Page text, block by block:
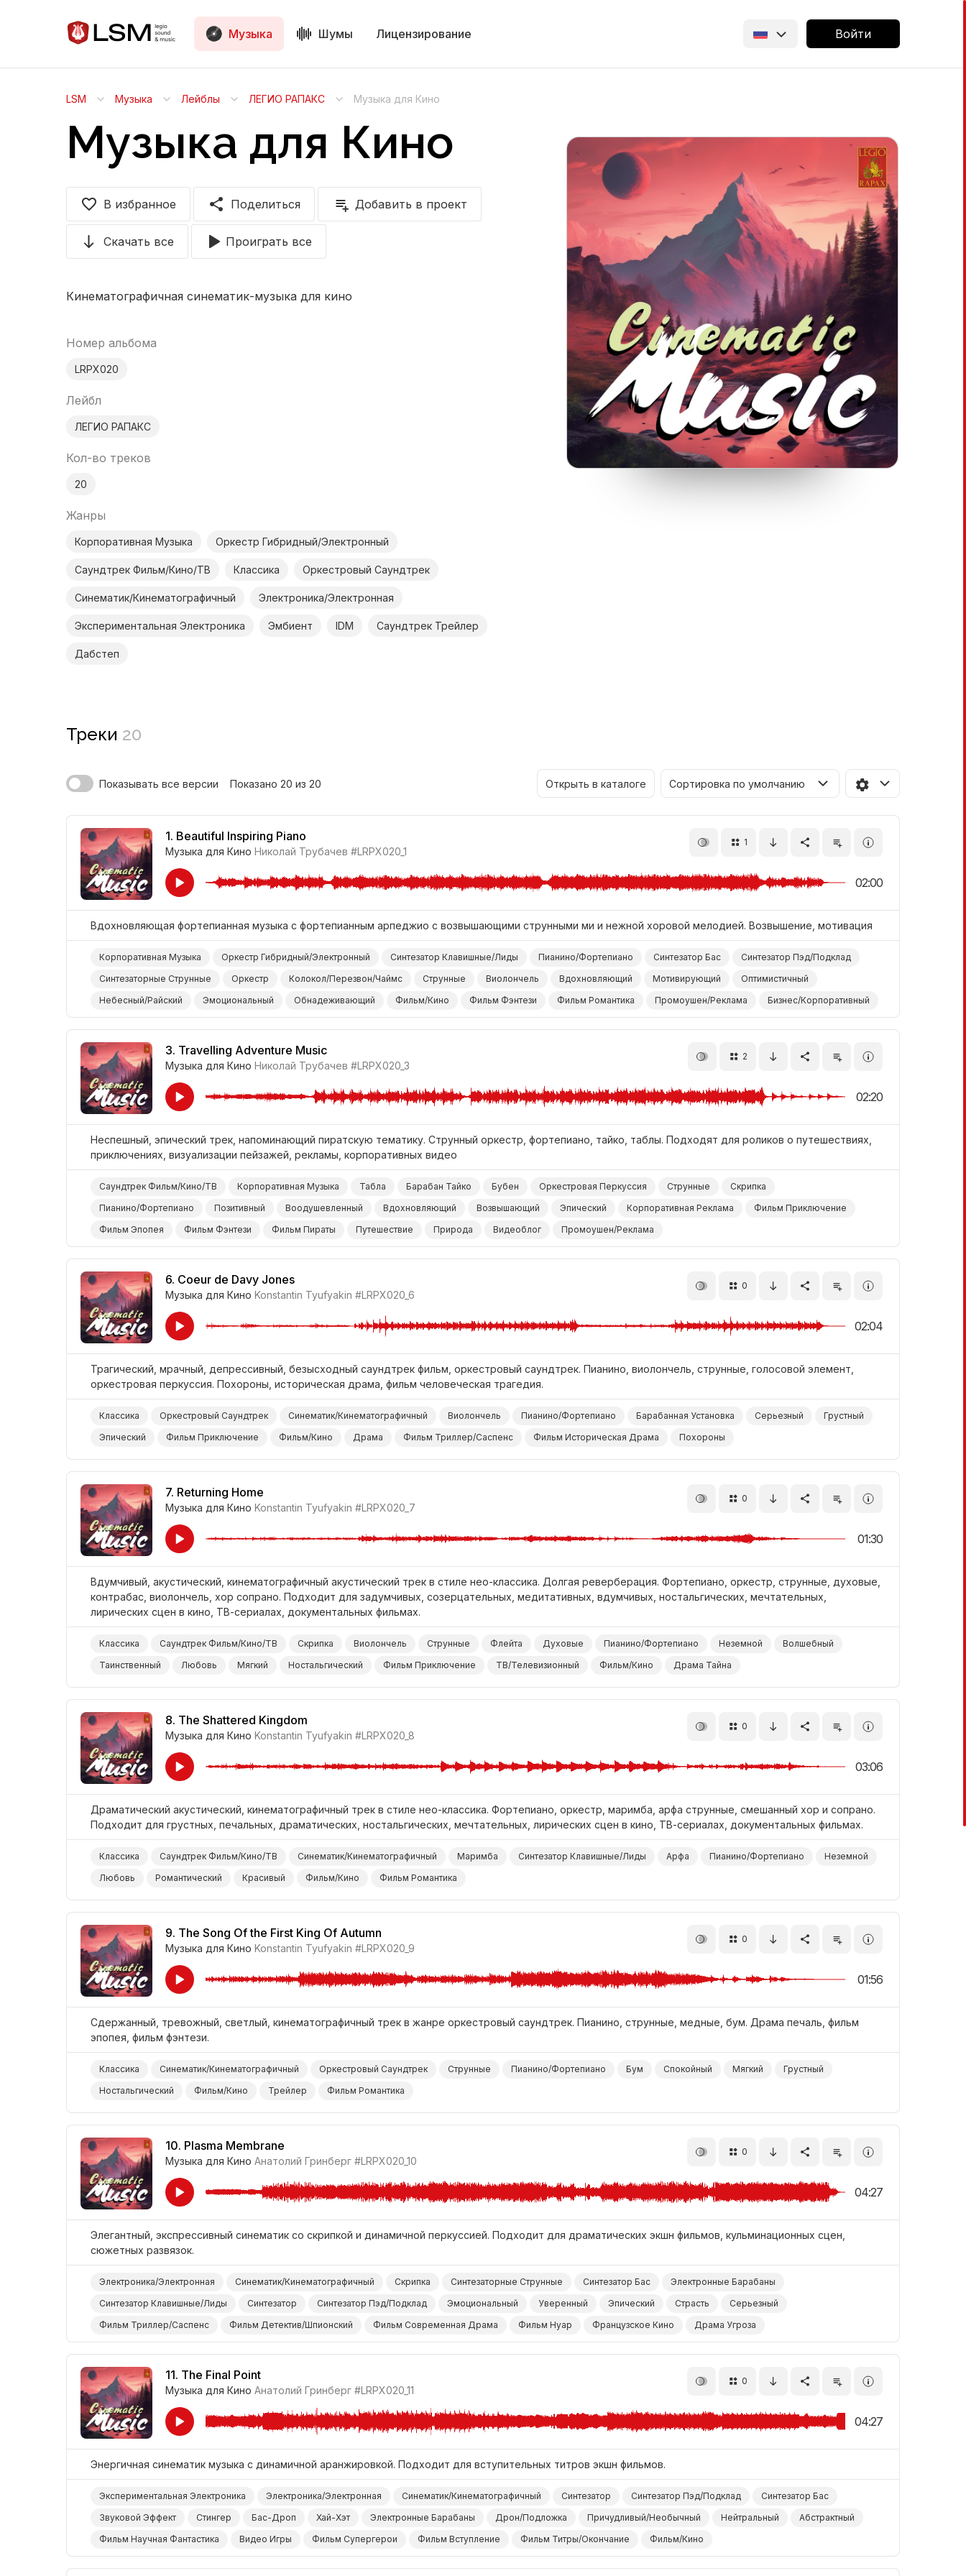
Музыка Шумы Лицензирование Войти
LSM Музыка Лейблы ЛЕГИО РАПАКС Музыка для Кино
Музыка для Кино
В избранное Поделиться Добавить в проект
Скачать все Проиграть все
Кинематографичная синематик-музыка для кино
Номер альбома
LRPX020
Лейбл
ЛЕГИО РАПАКС
Кол-во треков
20
Жанры
Корпоративная Музыка Оркестр Гибридный/Электронный
Саундтрек Фильм/Кино/ТВ Классика Оркестровый Саундтрек
Синематик/Кинематографичный Электроника/Электронная
Экспериментальная Электроника Эмбиент IDM Саундтрек Трейлер
Дабстеп
Треки 20
Показывать все версии Показано 20 из 20 Открыть в каталоге Сортировка по умолчанию
1. Beautiful Inspiring Piano
Музыка для Кино Николай Трубачев #LRPX020_1
1
02:00
Вдохновляющая фортепианная музыка с фортепианным арпеджио с возвышающими струнными ми и нежной хоровой мелодией. Возвышение, мотивация
Корпоративная Музыка Оркестр Гибридный/Электронный Синтезатор Клавишные/Лиды Пианино/Фортепиано Синтезатор Бас
Синтезатор Пэд/Подклад
Синтезаторные Струнные
Оркестр Колокол/Перезвон/Чаймс Струнные Виолончель Вдохновляющий Мотивирующий
Оптимистичный
Небесный/Райский
Эмоциональный Обнадеживающий Фильм/Кино Фильм Фэнтези Фильм Романтика Промоушен/Реклама Бизнес/Корпоративный
3. Travelling Adventure Music
Музыка для Кино Николай Трубачев #LRPX020_3
2
02:20
Неспешный, эпический трек, напоминающий пиратскую тематику. Струнный оркестр, фортепиано, тайко, таблы. Подходят для роликов о путешествиях,
приключениях, визуализации пейзажей, рекламы, корпоративных видео
Саундтрек Фильм/Кино/ТВ Корпоративная Музыка Табла Барабан Тайко Бубен Оркестровая Перкуссия Струнные
Скрипка
Пианино/Фортепиано
Позитивный Воодушевленный Вдохновляющий Возвышающий Эпический Корпоративная Реклама
Фильм Приключение
Фильм Эпопея
Фильм Фэнтези Фильм Пираты Путешествие Природа Видеоблог Промоушен/Реклама
6. Coeur de Davy Jones
Музыка для Кино Konstantin Tyufyakin #LRPX020_6
0
02:04
Трагический, мрачный, депрессивный, безысходный саундтрек фильм, оркестровый саундтрек. Пианино, виолончель, струнные, голосовой элемент,
оркестровая перкуссия. Похороны, историческая драма, фильм человеческая трагедия.
Классика Оркестровый Саундтрек Синематик/Кинематографичный Виолончель Пианино/Фортепиано Барабанная Установка Серьезный
Грустный
Эпический
Фильм Приключение Фильм/Кино Драма Фильм Триллер/Саспенс Фильм Историческая Драма Похороны
7. Returning Home
Музыка для Кино Konstantin Tyufyakin #LRPX020_7
0
01:30
Вдумчивый, акустический, кинематографичный акустический трек в стиле нео-классика. Долгая реверберация. Фортепиано, оркестр, струнные, духовые,
контрабас, виолончель, хор сопрано. Подходит для задумчивых, созерцательных, медитативных, вдумчивых, ностальгических, мечтательных,
лирических сцен в кино, ТВ-сериалах, документальных фильмах.
Классика Саундтрек Фильм/Кино/ТВ Скрипка Виолончель Струнные Флейта Духовые Пианино/Фортепиано Неземной
Волшебный
Таинственный
Любовь Мягкий Ностальгический Фильм Приключение ТВ/Телевизионный Фильм/Кино Драма Тайна
8. The Shattered Kingdom
Музыка для Кино Konstantin Tyufyakin #LRPX020_8
0
03:06
Драматический акустический, кинематографичный трек в стиле нео-классика. Фортепиано, оркестр, маримба, арфа струнные, смешанный хор и сопрано.
Подходит для грустных, печальных, драматических, ностальгических, мечтательных, лирических сцен в кино, ТВ-сериалах, документальных фильмах.
Классика Саундтрек Фильм/Кино/ТВ Синематик/Кинематографичный Маримба Синтезатор Клавишные/Лиды Арфа Пианино/Фортепиано
Неземной
Любовь
Романтический Красивый Фильм/Кино Фильм Романтика
9. The Song Of the First King Of Autumn
Музыка для Кино Konstantin Tyufyakin #LRPX020_9
0
01:56
Сдержанный, тревожный, светлый, кинематографичный трек в жанре оркестровый саундтрек. Пианино, струнные, медные, бум. Драма печаль, фильм
эпопея, фильм фэнтези.
Классика Синематик/Кинематографичный Оркестровый Саундтрек Струнные Пианино/Фортепиано Бум Спокойный Мягкий
Грустный
Ностальгический
Фильм/Кино Трейлер Фильм Романтика
10. Plasma Membrane
Музыка для Кино Анатолий Гринберг #LRPX020_10
0
04:27
Элегантный, экспрессивный синематик со скрипкой и динамичной перкуссией. Подходит для драматических экшн фильмов, кульминационных сцен,
сюжетных развязок.
Электроника/Электронная Синематик/Кинематографичный Скрипка Синтезаторные Струнные Синтезатор Бас
Электронные Барабаны
Синтезатор Клавишные/Лиды
Синтезатор Синтезатор Пэд/Подклад Эмоциональный Уверенный Эпический Страсть
Серьезный
Фильм Триллер/Саспенс
Фильм Детектив/Шпионский Фильм Современная Драма Фильм Нуар Французское Кино
Драма Угроза
11. The Final Point
Музыка для Кино Анатолий Гринберг #LRPX020_11
0
04:27
Энергичная синематик музыка с динамичной аранжировкой. Подходит для вступительных титров экшн фильмов.
Экспериментальная Электроника Электроника/Электронная Синематик/Кинематографичный Синтезатор Синтезатор Пэд/Подклад
Синтезатор Бас
Звуковой Эффект
Стингер Бас-Дроп Хай-Хэт Электронные Барабаны Дрон/Подложка Причудливый/Необычный Нейтральный
Абстрактный
Фильм Научная Фантастика
Видео Игры Фильм Супергерои Фильм Вступление Фильм Титры/Окончание Фильм/Кино